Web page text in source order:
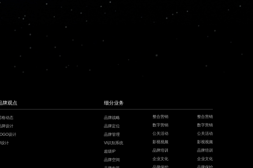
牌观点
格动态
牌设计
LOGO设计
设计
细分业务
品牌战略
品牌定位
品牌管理
VI识别系统
超级IP
品牌空间
整合营销
数字营销
公关活动
影视视频
品牌培训
企业文化
品牌保护
整合营销
数字营销
公关活动
影视视频
品牌培训
企业文化
品牌保护